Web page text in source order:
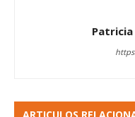
Patricia